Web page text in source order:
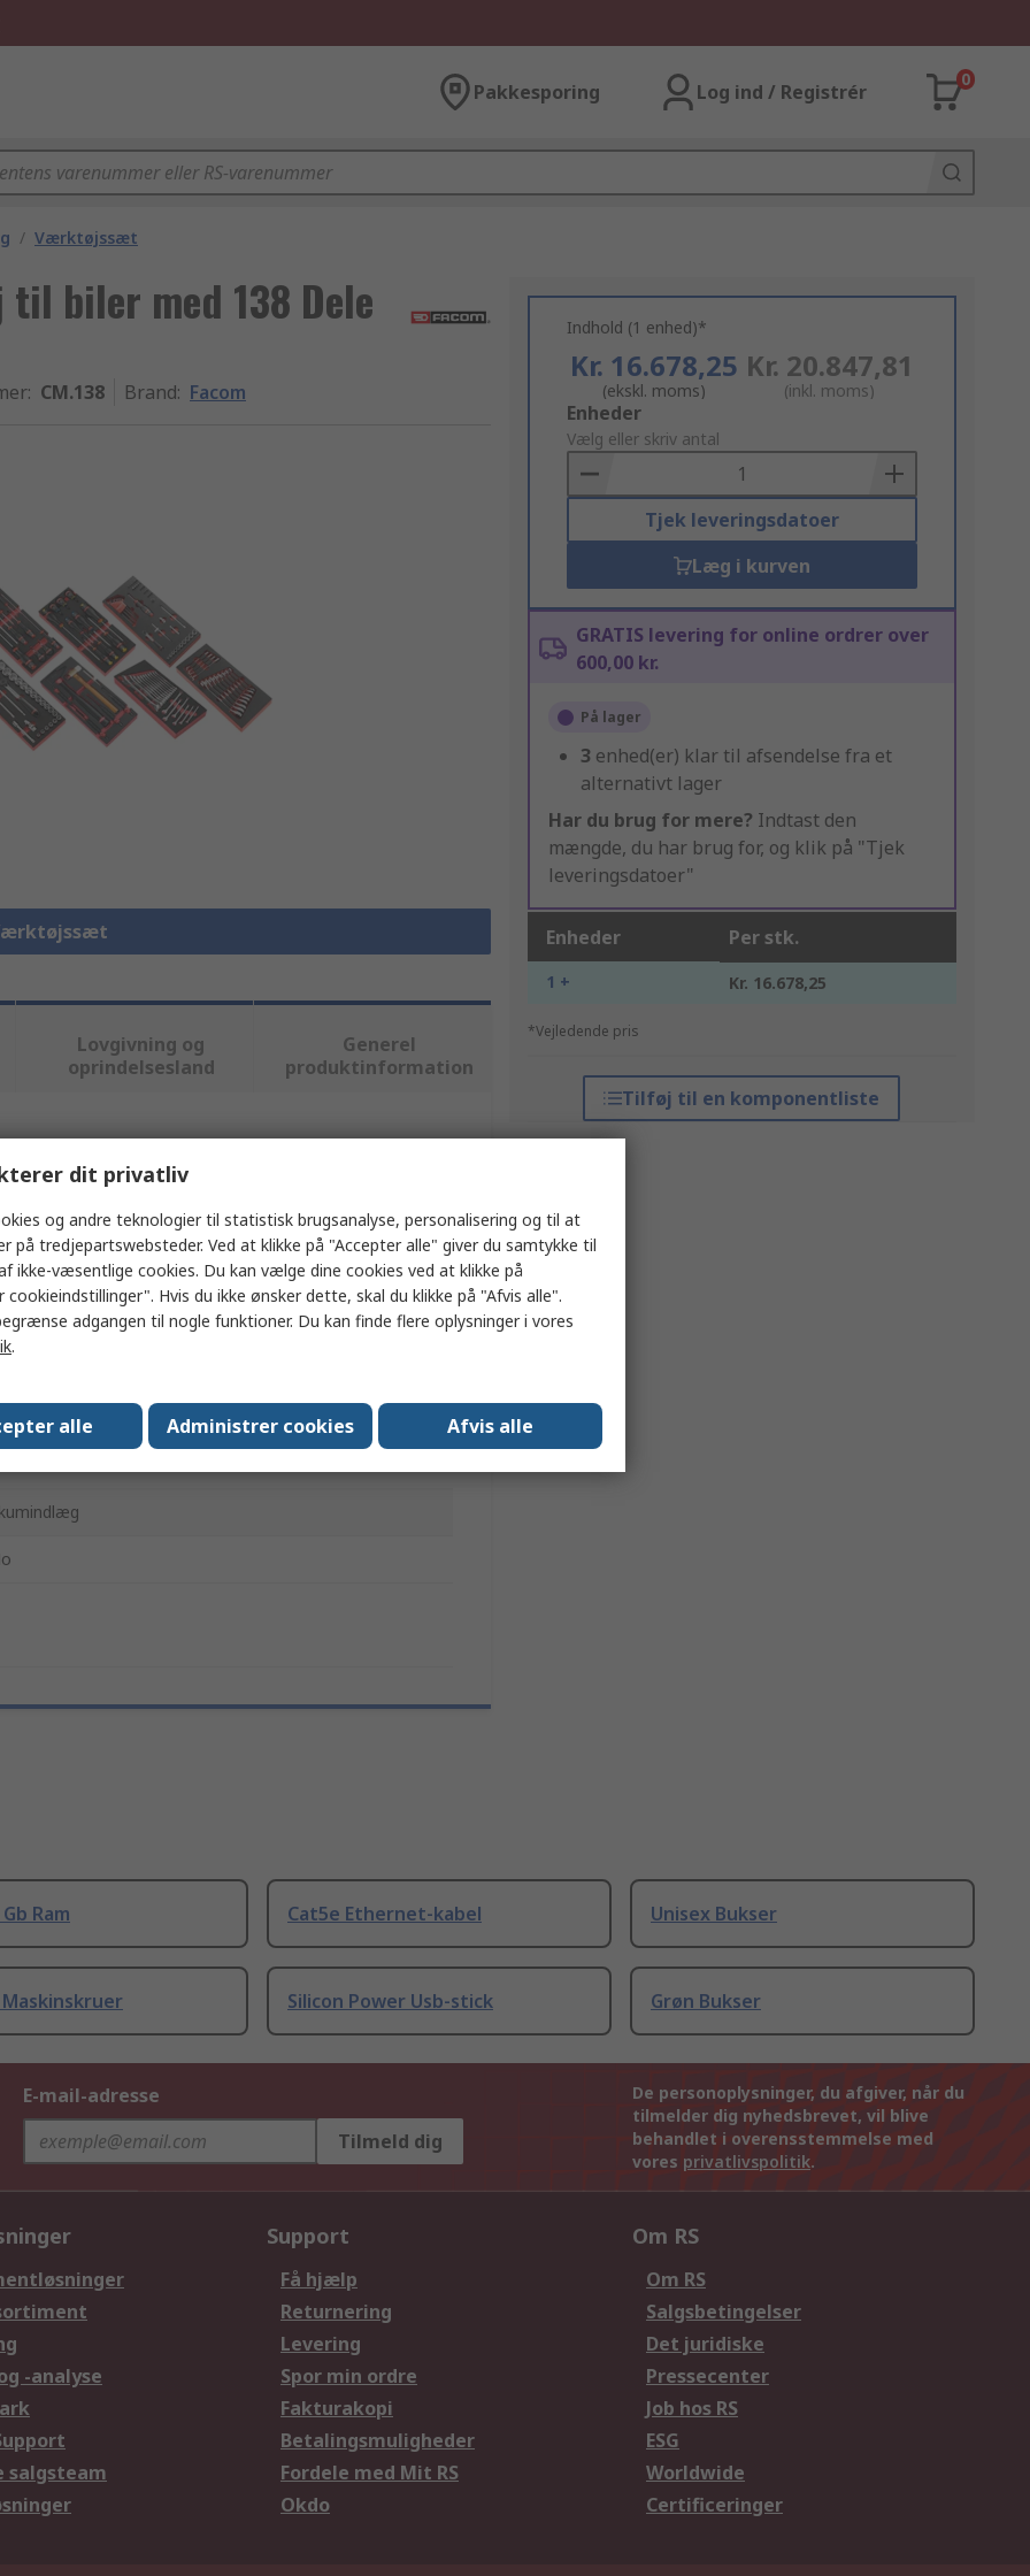
Pakkesporing Log ind / Registrér
0
/ Værktøjssæt
biler med 138 Dele
: CM.138 Brand: Facom
Indhold (1 enhed)*
Kr. 16.678,25
(ekskl. moms)
Kr. 20.847,81
(inkl. moms)
Add
to
Basket
Enheder
Vælg eller skriv antal
Tjek leveringsdatoer
Læg i kurven
GRATIS levering for online ordrer over
600,00 kr.
På lager
3 enhed(er) klar til afsendelse fra et
alternativt lager
Har du brug for mere? Indtast den
mængde, du har brug for, og klik på "Tjek
leveringsdatoer"
Enheder Per stk.
1 + Kr. 16.678,25
*Vejledende pris
Tilføj til en komponentliste
Lovgivning og
oprindelsesland
Generel
produktinformation
flere attributter.
Værdi
til biler
Ram Cat5e Ethernet-kabel Unisex Bukser
Silicon Power Usb-stick Grøn Bukser
E-mail-adresse
Tilmeld dig
De personoplysninger, du afgiver, når du
tilmelder dig nyhedsbrevet, vil blive
behandlet i overensstemmelse med
vores privatlivspolitik.
-analyse
salgsteam
Support
Få hjælp
Returnering
Levering
Spor min ordre
Fakturakopi
Betalingsmuligheder
Fordele med Mit RS
Okdo
Om RS
Om RS
Salgsbetingelser
Det juridiske
Pressecenter
Job hos RS
ESG
Worldwide
Certificeringer
dit privatliv
og andre teknologier til statistisk brugsanalyse, personalisering og til at
på tredjepartswebsteder. Ved at klikke på "Accepter alle" giver du samtykke til
ikke-væsentlige cookies. Du kan vælge dine cookies ved at klikke på
cookieindstillinger". Hvis du ikke ønsker dette, skal du klikke på "Afvis alle".
adgangen til nogle funktioner. Du kan finde flere oplysninger i vores
.
alle Administrer cookies Afvis alle